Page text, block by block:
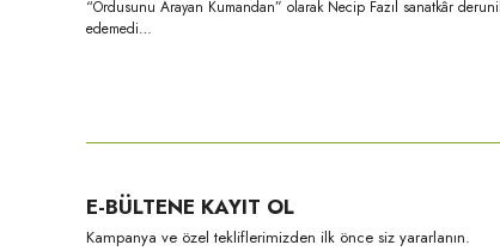
“Ordusunu Arayan Kumandan” olarak Necip Fazıl sanatkâr
edemedi…
Ürün açıklamasında eksik bilgiler bulunuyor.
Ürün bilgilerinde hatalar bulunuyor.
E-BÜLTENE KAYIT OL
Kampanya ve özel tekliflerimizden ilk önce siz yararlanın.